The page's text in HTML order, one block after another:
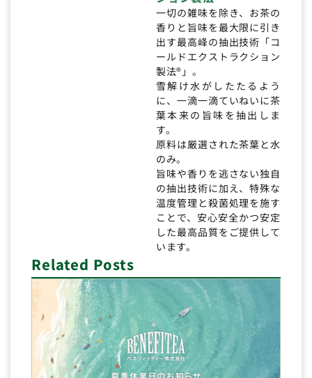
一切の雑味を除き、お茶の
香りと旨味を最大限に引き
出す最高峰の抽出技術「コ
ールドエクストラクション
製法®」。
雪解け水がしたたるよう
に、一滴一滴ていねいに茶
葉本来の旨味を抽出しま
す。
原料は厳選された茶葉と水
のみ。
旨味や香りを逃さない独自
の抽出技術に加え、特殊な
温度管理と殺菌処理を施す
ことで、安心安全かつ安定
した最高品質をご提供して
います。
Related Posts